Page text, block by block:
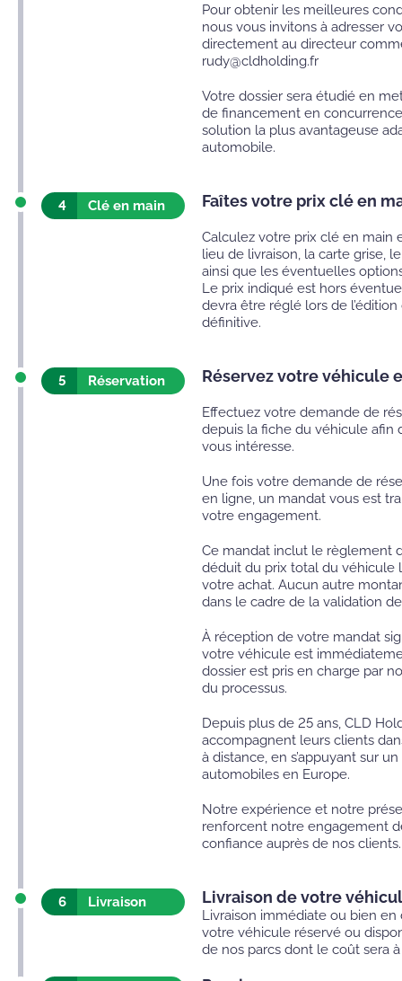
Pour obtenir les meilleures
nous vous invitons à adresser
directement au directeur
rudy@cldholding.fr
Votre dossier sera étudié en
de financement en
solution la plus avantageuse
automobile.
4 Clé en main Faîtes votre prix clé en
Calculez votre prix clé en main
lieu de livraison, la carte grise,
ainsi que les éventuelles
Le prix indiqué est hors
devra être réglé lors de
définitive.
5 Réservation Réservez votre véhicule
Effectuez votre demande de
depuis la fiche du véhicule
vous intéresse.
Une fois votre demande de
en ligne, un mandat vous est
votre engagement.
Ce mandat inclut le règlement
déduit du prix total du véhicule
votre achat. Aucun autre
dans le cadre de la validation
À réception de votre mandat
votre véhicule est
dossier est pris en charge par
du processus.
Depuis plus de 25 ans, CLD
accompagnent leurs clients
à distance, en s’appuyant sur
automobiles en Europe.
Notre expérience et notre
renforcent notre engagement
confiance auprès de nos clients.
6 Livraison Livraison de votre
Livraison immédiate ou bien
votre véhicule réservé ou
de nos parcs dont le coût sera